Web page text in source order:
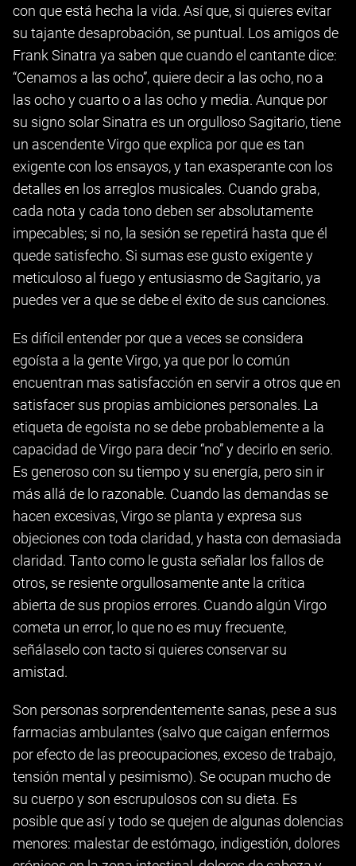
con que está hecha la vida. Así que, si quieres evitar
su tajante desaprobación, se puntual. Los amigos de
Frank Sinatra ya saben que cuando el cantante dice:
“Cenamos a las ocho”, quiere decir a las ocho, no a
las ocho y cuarto o a las ocho y media. Aunque por
su signo solar Sinatra es un orgulloso Sagitario, tiene
un ascendente Virgo que explica por que es tan
exigente con los ensayos, y tan exasperante con los
detalles en los arreglos musicales. Cuando graba,
cada nota y cada tono deben ser absolutamente
impecables; si no, la sesión se repetirá hasta que él
quede satisfecho. Si sumas ese gusto exigente y
meticuloso al fuego y entusiasmo de Sagitario, ya
puedes ver a que se debe el éxito de sus canciones.
Es difícil entender por que a veces se considera
egoísta a la gente Virgo, ya que por lo común
encuentran mas satisfacción en servir a otros que en
satisfacer sus propias ambiciones personales. La
etiqueta de egoísta no se debe probablemente a la
capacidad de Virgo para decir “no” y decirlo en serio.
Es generoso con su tiempo y su energía, pero sin ir
más allá de lo razonable. Cuando las demandas se
hacen excesivas, Virgo se planta y expresa sus
objeciones con toda claridad, y hasta con demasiada
claridad. Tanto como le gusta señalar los fallos de
otros, se resiente orgullosamente ante la crítica
abierta de sus propios errores. Cuando algún Virgo
cometa un error, lo que no es muy frecuente,
señálaselo con tacto si quieres conservar su
amistad.
Son personas sorprendentemente sanas, pese a sus
farmacias ambulantes (salvo que caigan enfermos
por efecto de las preocupaciones, exceso de trabajo,
tensión mental y pesimismo). Se ocupan mucho de
su cuerpo y son escrupulosos con su dieta. Es
posible que así y todo se quejen de algunas dolencias
menores: malestar de estómago, indigestión, dolores